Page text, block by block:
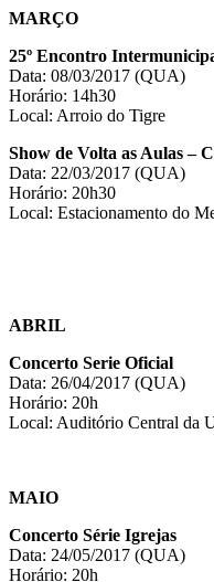
MARÇO
25º Encontro
Data: 08/03/2017 (QUA)
Horário: 14h30
Local: Arroio do Tigre
Show de Volta as Aulas –
Data: 22/03/2017 (QUA)
Horário: 20h30
Local: Estacionamento do
ABRIL
Concerto Serie Oficial
Data: 26/04/2017 (QUA)
Horário: 20h
Local: Auditório Central da
MAIO
Concerto Série Igrejas
Data: 24/05/2017 (QUA)
Horário: 20h